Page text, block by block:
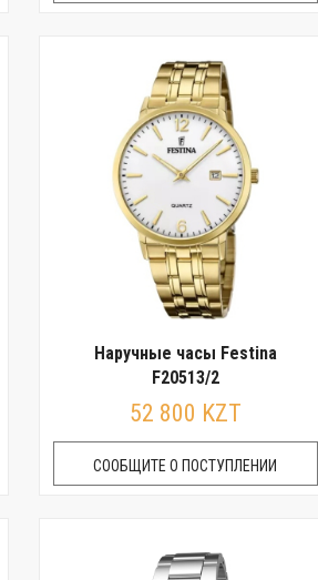
Наручные часы Festina
F20513/2
52 800 KZT
СООБЩИТЕ О ПОСТУПЛЕНИИ